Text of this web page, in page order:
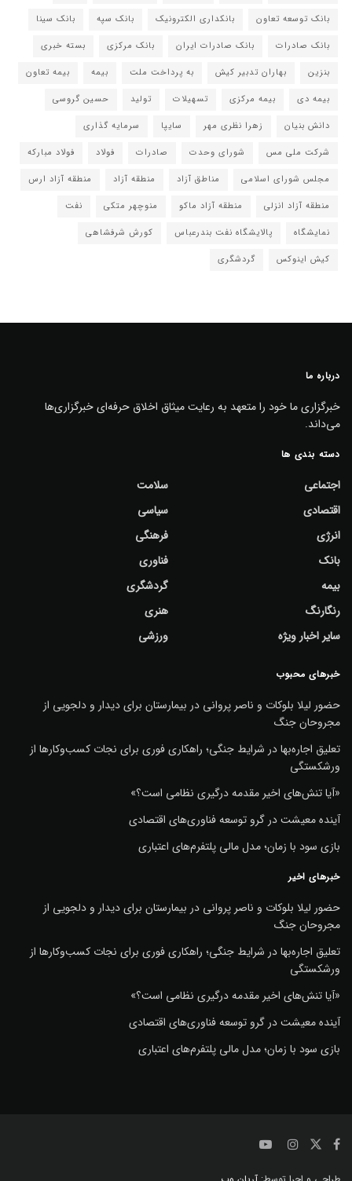
بانک توسعه تعاون
بانکداری الکترونیک بانک سپه
بانک سینا
بانک صادرات
بانک صادرات ایران بانک مرکزی
بسته خبری
بنزین
بهاران تدبیر کیش به پرداخت ملت بیمه
بیمه تعاون
بیمه دی
بیمه مرکزی تسهیلات تولید
حسین گروسی
دانش بنیان
زهرا نظری مهر سایپا
سرمایه گذاری
شرکت ملی مس
شورای وحدت صادرات فولاد
فولاد مبارکه
مجلس شورای اسلامی
مناطق آزاد منطقه آزاد
منطقه آزاد ارس
منطقه آزاد انزلی
منطقه آزاد ماکو منوچهر متکی
نفت
نمایشگاه
پالایشگاه نفت بندرعباس
کورش شرفشاهی
کیش اینوکس
گردشگری
درباره ما
خبرگزاری ما خود را متعهد به رعایت میثاق اخلاق حرفه‌ای خبرگزاری‌ها
می‌داند.
دسته بندی ها
اجتماعی
اقتصادی
انرژی
بانک
بیمه
رنگارنگ
سایر اخبار ویژه
سلامت
سیاسی
فرهنگی
فناوری
گردشگری
هنری
ورزشی
خبرهای محبوب
حضور لیلا بلوکات و ناصر پروانی در بیمارستان برای دیدار و دلجویی از
مجروحان جنگ
تعلیق اجاره‌بها در شرایط جنگی؛ راهکاری فوری برای نجات کسب‌وکارها از
ورشکستگی
«آیا تنش‌های اخیر مقدمه درگیری نظامی است؟»
آینده معیشت در گرو توسعه فناوری‌های اقتصادی
بازی سود با زمان؛ مدل مالی پلتفرم‌های اعتباری
خبرهای اخیر
حضور لیلا بلوکات و ناصر پروانی در بیمارستان برای دیدار و دلجویی از
مجروحان جنگ
تعلیق اجاره‌بها در شرایط جنگی؛ راهکاری فوری برای نجات کسب‌وکارها از
ورشکستگی
«آیا تنش‌های اخیر مقدمه درگیری نظامی است؟»
آینده معیشت در گرو توسعه فناوری‌های اقتصادی
بازی سود با زمان؛ مدل مالی پلتفرم‌های اعتباری